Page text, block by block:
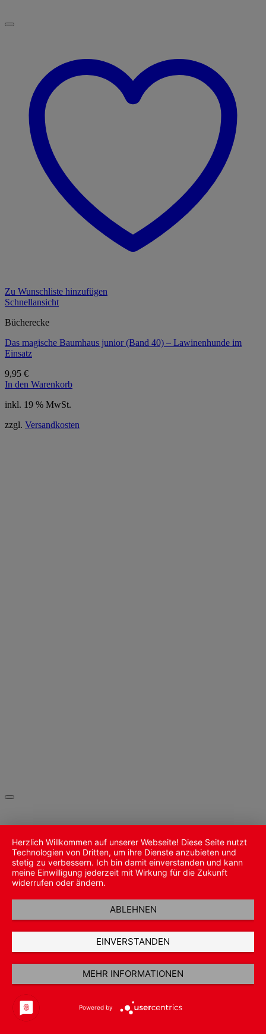
Zu Wunschliste hinzufügen
Schnellansicht
Bücherecke
Das magische Baumhaus junior (Band 40) – Lawinenhunde im
Einsatz
9,95 €
In den Warenkorb
inkl. 19 % MwSt.
zzgl. Versandkosten
Herzlich Willkommen auf unserer Webseite! Diese Seite nutzt
Technologien von Dritten, um ihre Dienste anzubieten und
stetig zu verbessern. Ich bin damit einverstanden und kann
meine Einwilligung jederzeit mit Wirkung für die Zukunft
widerrufen oder ändern.
ABLEHNEN
EINVERSTANDEN
MEHR INFORMATIONEN
Powered by